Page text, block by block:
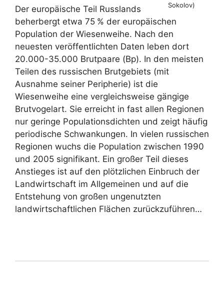
Sokolov)
Der europäische Teil Russlands
beherbergt etwa 75 % der europäischen
Population der Wiesenweihe. Nach den
neuesten veröffentlichten Daten leben dort
20.000-35.000 Brutpaare (Bp). In den meisten
Teilen des russischen Brutgebiets (mit
Ausnahme seiner Peripherie) ist die
Wiesenweihe eine vergleichsweise gängige
Brutvogelart. Sie erreicht in fast allen Regionen
nur geringe Populationsdichten und zeigt häufig
periodische Schwankungen. In vielen russischen
Regionen wuchs die Population zwischen 1990
und 2005 signifikant. Ein großer Teil dieses
Anstieges ist auf den plötzlichen Einbruch der
Landwirtschaft im Allgemeinen und auf die
Entstehung von großen ungenutzten
landwirtschaftlichen Flächen zurückzuführen…